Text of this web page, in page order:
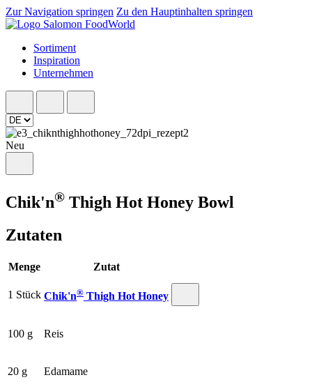
Zur Navigation springen Zu den Hauptinhalten springen
Sortiment
Inspiration
Unternehmen
Neu
Chik'n® Thigh Hot Honey Bowl
Zutaten
Menge Zutat
1 Stück Chik'n® Thigh Hot Honey
100 g Reis
20 g Edamame